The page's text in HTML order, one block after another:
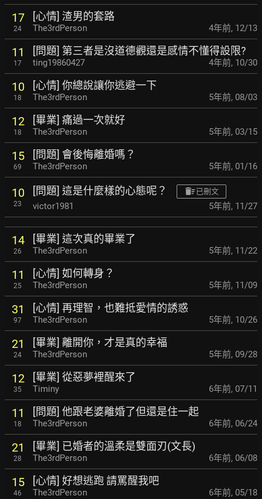
17
24
[心情] 渣男的套路
The3rdPerson 4年前, 12/13
11
17
[問題] 第三者是沒道德觀還是感情不懂得設限?
ting19860427 4年前, 10/30
10
18
[心情] 你總說讓你逃避一下
The3rdPerson 5年前, 08/03
12
18
[畢業] 痛過一次就好
The3rdPerson 5年前, 03/15
15
69
[問題] 會後悔離婚嗎？
The3rdPerson 5年前, 01/16
10
23
[問題] 這是什麼樣的心態呢？ 已刪文
victor1981 5年前, 11/27
14
26
[畢業] 這次真的畢業了
The3rdPerson 5年前, 11/22
11
25
[心情] 如何轉身？
The3rdPerson 5年前, 11/09
31
97
[心情] 再理智，也難抵愛情的誘惑
The3rdPerson 5年前, 10/26
21
24
[畢業] 離開你，才是真的幸福
The3rdPerson 5年前, 09/28
12
35
[畢業] 從惡夢裡醒來了
Timiny 6年前, 07/11
11
18
[問題] 他跟老婆離婚了但還是住一起
The3rdPerson 6年前, 06/24
21
28
[畢業] 已婚者的溫柔是雙面刃(文長)
The3rdPerson 6年前, 06/08
15
46
[心情] 好想逃跑 請罵醒我吧
The3rdPerson 6年前, 05/18